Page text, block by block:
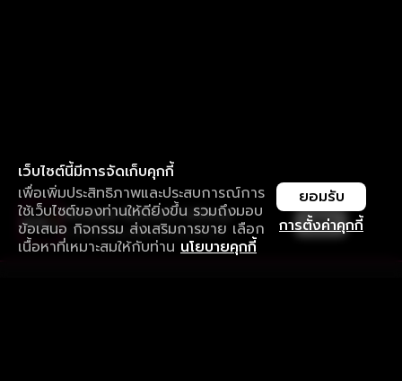
เว็บไซต์นี้มีการจัดเก็บคุกกี้
เพื่อเพิ่มประสิทธิภาพและประสบการณ์การ
ใช้เว็บไซต์ของท่านให้ดียิ่งขึ้น รวมถึงมอบ
ข้อเสนอ กิจกรรม ส่งเสริมการขาย เลือก
เนื้อหาที่เหมาะสมให้กับท่าน นโยบายคุกกี้
การตั้งค่าคุกกี้
ยอมรับ
ใช้งานแอป ลื่นไหลกว่า ไม่มีสะดุด
ดาวน์โหลดแอปเพื่อการรับชมที่ดีกว่า เปิด